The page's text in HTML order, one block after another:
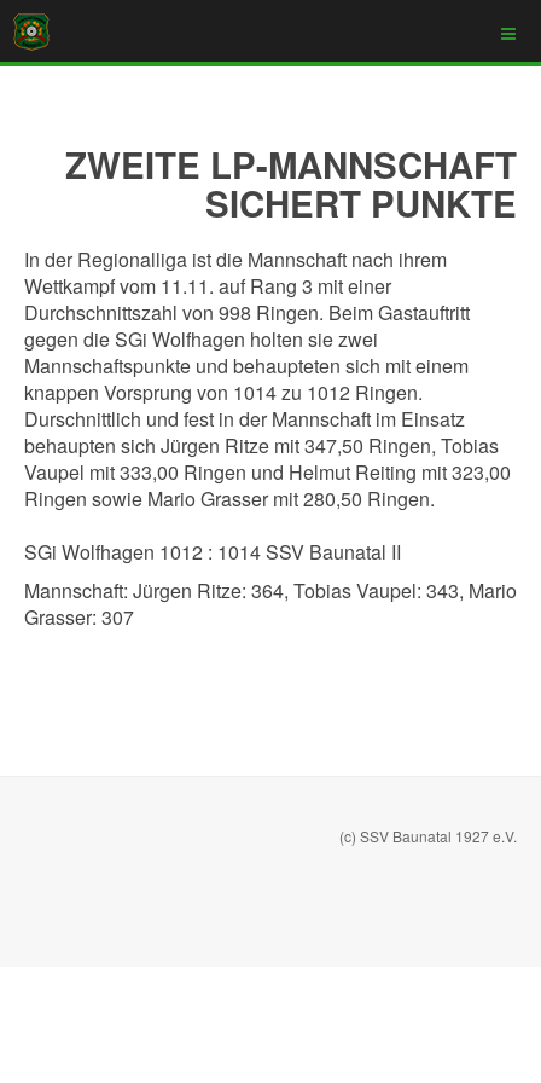
ZWEITE LP-MANNSCHAFT
SICHERT PUNKTE
In der Regionalliga ist die Mannschaft nach ihrem
Wettkampf vom 11.11. auf Rang 3 mit einer
Durchschnittszahl von 998 Ringen. Beim Gastauftritt
gegen die SGi Wolfhagen holten sie zwei
Mannschaftspunkte und behaupteten sich mit einem
knappen Vorsprung von 1014 zu 1012 Ringen.
Durschnittlich und fest in der Mannschaft im Einsatz
behaupten sich Jürgen Ritze mit 347,50 Ringen, Tobias
Vaupel mit 333,00 Ringen und Helmut Reiting mit 323,00
Ringen sowie Mario Grasser mit 280,50 Ringen.
SGi Wolfhagen 1012 : 1014 SSV Baunatal II
Mannschaft: Jürgen Ritze: 364, Tobias Vaupel: 343, Mario
Grasser: 307
(c) SSV Baunatal 1927 e.V.